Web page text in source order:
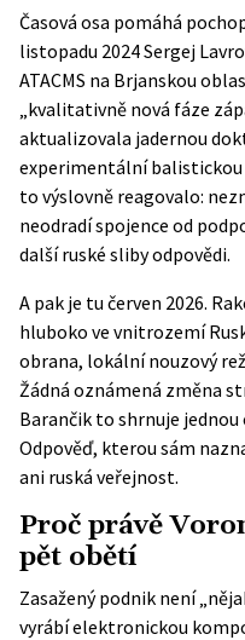
Časová osa pomáhá
listopadu 2024 Sergej
ATACMS na Brjanskou
„kvalitativně nová fáze
aktualizovala jadernou
experimentální balistickou
to výslovně reagovalo:
neodradí spojence od
další ruské sliby odpovědi.
A pak je tu červen 2026.
hluboko ve vnitrozemí
obrana, lokální nouzový
Žádná oznámená změna
Barančik to shrnuje
Odpověď, kterou sám
ani ruská veřejnost.
Proč právě
pět obětí
Zasažený podnik není
vyrábí elektronickou